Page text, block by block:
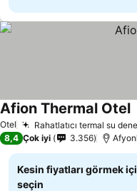
Otel Rahatlatıcı termal su
Afion Thermal Otel
8,4 Çok iyi 3.356
Kesin fiyatları görmek
seçin